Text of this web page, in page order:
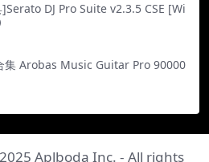
]Serato DJ Pro Suite v2.3.5 CSE [Wi
集 Arobas Music Guitar Pro 90000
Aplboda Inc. - All rights